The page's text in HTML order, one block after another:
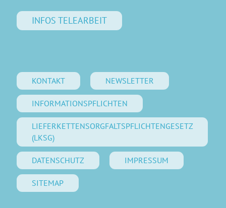
INFOS TELEARBEIT
KONTAKT NEWSLETTER
INFORMATIONSPFLICHTEN
LIEFERKETTENSORGFALTSPFLICHTENGESETZ
(LKSG)
DATENSCHUTZ IMPRESSUM
SITEMAP